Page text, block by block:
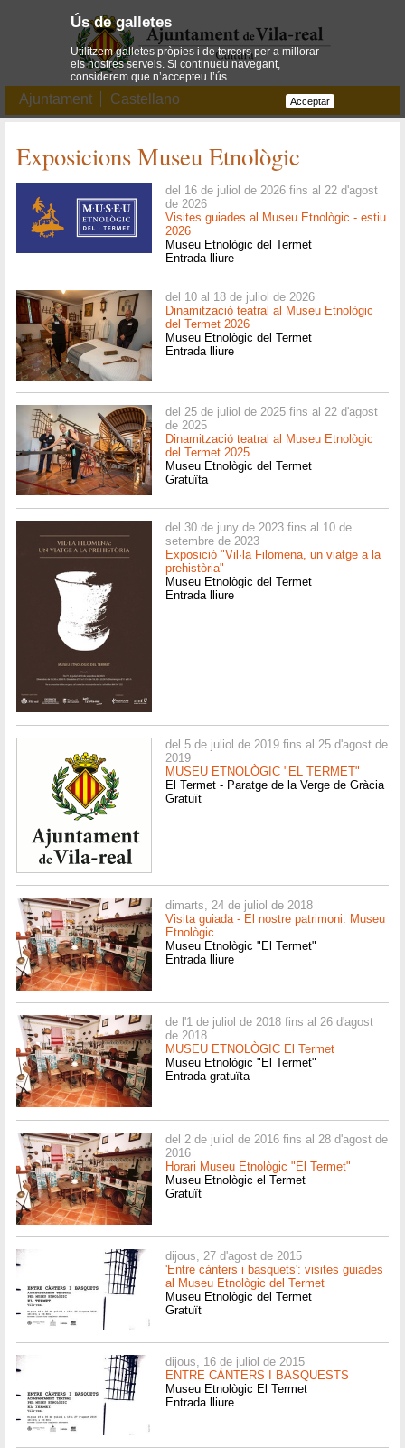
Ajuntament Castellano
Exposicions Museu Etnològic
del 16 de juliol de 2026 fins al 22 d'agost
de 2026
Visites guiades al Museu Etnològic - estiu
2026
Museu Etnològic del Termet
Entrada lliure
del 10 al 18 de juliol de 2026
Dinamització teatral al Museu Etnològic
del Termet 2026
Museu Etnològic del Termet
Entrada lliure
del 25 de juliol de 2025 fins al 22 d'agost
de 2025
Dinamització teatral al Museu Etnològic
del Termet 2025
Museu Etnològic del Termet
Gratuïta
del 30 de juny de 2023 fins al 10 de
setembre de 2023
Exposició "Vil·la Filomena, un viatge a la
prehistòria"
Museu Etnològic del Termet
Entrada lliure
del 5 de juliol de 2019 fins al 25 d'agost de
2019
MUSEU ETNOLÒGIC "EL TERMET"
El Termet - Paratge de la Verge de Gràcia
Gratuït
dimarts, 24 de juliol de 2018
Visita guiada - El nostre patrimoni: Museu
Etnològic
Museu Etnològic "El Termet"
Entrada lliure
de l'1 de juliol de 2018 fins al 26 d'agost
de 2018
MUSEU ETNOLÒGIC El Termet
Museu Etnològic "El Termet"
Entrada gratuïta
del 2 de juliol de 2016 fins al 28 d'agost de
2016
Horari Museu Etnològic "El Termet"
Museu Etnològic el Termet
Gratuït
dijous, 27 d'agost de 2015
'Entre cànters i basquets': visites guiades
al Museu Etnològic del Termet
Museu Etnològic del Termet
Gratuït
dijous, 16 de juliol de 2015
ENTRE CÀNTERS I BASQUESTS
Museu Etnològic El Termet
Entrada lliure
Ús de galletes
Utilitzem galletes pròpies i de tercers per a millorar
els nostres serveis. Si continueu navegant,
considerem que n’accepteu l’ús.
Acceptar